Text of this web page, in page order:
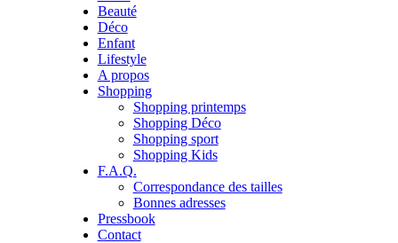
Beauté
Déco
Enfant
Lifestyle
A propos
Shopping
Shopping printemps
Shopping Déco
Shopping sport
Shopping Kids
F.A.Q.
Correspondance des tailles
Bonnes adresses
Pressbook
Contact